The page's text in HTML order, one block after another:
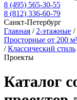
8 (495) 565-30-55
8 (812) 336-60-79
Санкт-Петербург
Главная / 2-этажные /
Просторные от 200
/Классический стиль
Проекты
Каталог